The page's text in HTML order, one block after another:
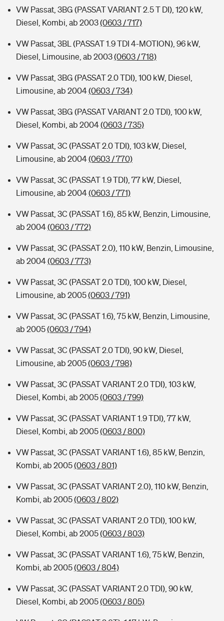
VW Passat, 3BG (PASSAT VARIANT 2.5 T DI), 120 kW,
Diesel, Kombi, ab 2003(0603 / 717)
VW Passat, 3BL (PASSAT 1.9 TDI 4-MOTION), 96 kW,
Diesel, Limousine, ab 2003(0603 / 718)
VW Passat, 3BG (PASSAT 2.0 TDI), 100 kW, Diesel,
Limousine, ab 2004(0603 / 734)
VW Passat, 3BG (PASSAT VARIANT 2.0 TDI), 100 kW,
Diesel, Kombi, ab 2004(0603 / 735)
VW Passat, 3C (PASSAT 2.0 TDI), 103 kW, Diesel,
Limousine, ab 2004(0603 / 770)
VW Passat, 3C (PASSAT 1.9 TDI), 77 kW, Diesel,
Limousine, ab 2004(0603 / 771)
VW Passat, 3C (PASSAT 1.6), 85 kW, Benzin, Limousine,
ab 2004(0603 / 772)
VW Passat, 3C (PASSAT 2.0), 110 kW, Benzin, Limousine,
ab 2004(0603 / 773)
VW Passat, 3C (PASSAT 2.0 TDI), 100 kW, Diesel,
Limousine, ab 2005(0603 / 791)
VW Passat, 3C (PASSAT 1.6), 75 kW, Benzin, Limousine,
ab 2005(0603 / 794)
VW Passat, 3C (PASSAT 2.0 TDI), 90 kW, Diesel,
Limousine, ab 2005(0603 / 798)
VW Passat, 3C (PASSAT VARIANT 2.0 TDI), 103 kW,
Diesel, Kombi, ab 2005(0603 / 799)
VW Passat, 3C (PASSAT VARIANT 1.9 TDI), 77 kW,
Diesel, Kombi, ab 2005(0603 / 800)
VW Passat, 3C (PASSAT VARIANT 1.6), 85 kW, Benzin,
Kombi, ab 2005(0603 / 801)
VW Passat, 3C (PASSAT VARIANT 2.0), 110 kW, Benzin,
Kombi, ab 2005(0603 / 802)
VW Passat, 3C (PASSAT VARIANT 2.0 TDI), 100 kW,
Diesel, Kombi, ab 2005(0603 / 803)
VW Passat, 3C (PASSAT VARIANT 1.6), 75 kW, Benzin,
Kombi, ab 2005(0603 / 804)
VW Passat, 3C (PASSAT VARIANT 2.0 TDI), 90 kW,
Diesel, Kombi, ab 2005(0603 / 805)